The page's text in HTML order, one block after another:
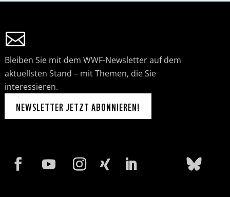
Bleiben Sie mit dem WWF-Newsletter auf dem
aktuellsten Stand – mit Themen, die Sie
interessieren.
NEWSLETTER JETZT ABONNIEREN!